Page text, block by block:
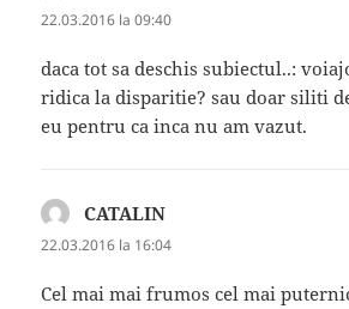
22.03.2016 la 09:40
daca tot sa deschis subiectul..:
ridica la disparitie? sau doar siliti
eu pentru ca inca nu am vazut.
CATALIN
22.03.2016 la 16:04
Cel mai mai frumos cel mai